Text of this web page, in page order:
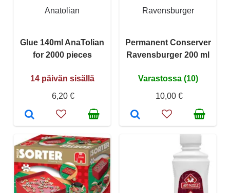
Anatolian
Glue 140ml AnaTolian
for 2000 pieces
14 päivän sisällä
6,20 €
Ravensburger
Permanent Conserver
Ravensburger 200 ml
Varastossa (10)
10,00 €